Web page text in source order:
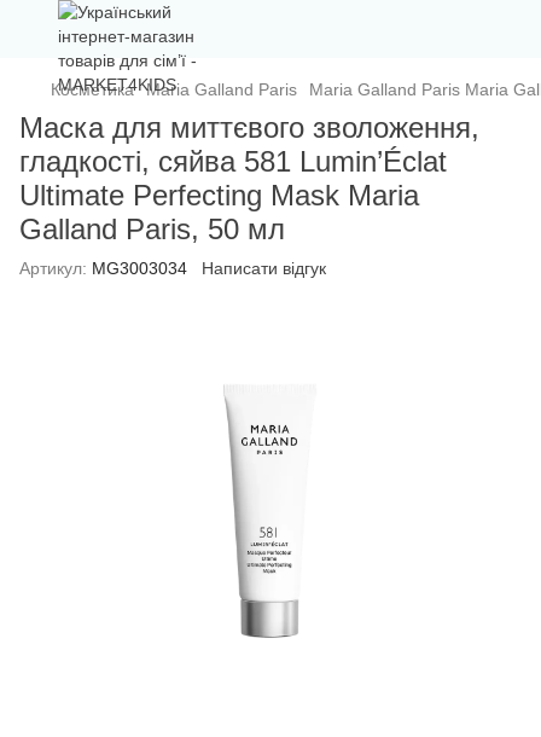
Косметика Maria Galland Paris Maria Galland Paris Maria
Маска для миттєвого зволоження,
гладкості, сяйва 581 Lumin’Éclat
Ultimate Perfecting Mask Maria
Galland Paris, 50 мл
Артикул: MG3003034 Написати відгук